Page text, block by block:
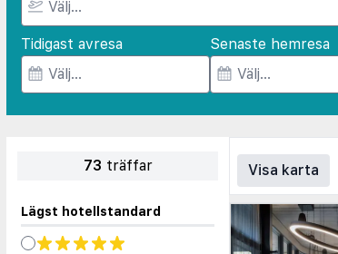
Tidigast avresa Senaste hemresa
73 träffar
Lägst hotellstandard
Visa karta